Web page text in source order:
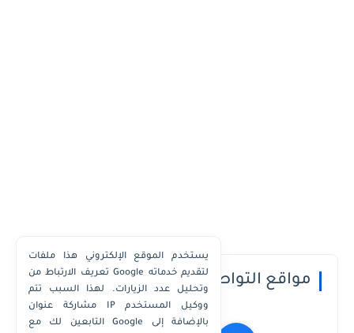
مواقع التواصل الاجتماعي
يستخدم الموقع الإلكتروني هذا ملفات
تعريف الارتباط من Google لتقديم خدماته
وتحليل عدد الزيارات. لهذا السبب تتم
مشاركة عنوان IP ووكيل المستخدم
التابعين لك مع Google بالإضافة إلى